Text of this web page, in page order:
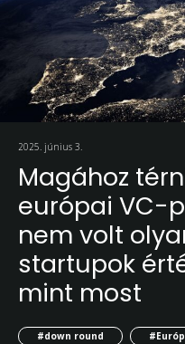
2025. június 3.
Magához
európai VC-
nem volt
startupok
mint most
#down round